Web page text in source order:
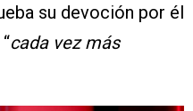
su devoción por él
cada vez más